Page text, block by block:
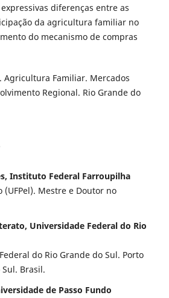
diferenças entre as
da agricultura familiar no
do mecanismo de compras
Agricultura Familiar. Mercados
Regional. Rio Grande do
Instituto Federal Farroupilha
Mestre e Doutor no
Universidade Federal do Rio
do Rio Grande do Sul. Porto
Brasil.
de Passo Fundo